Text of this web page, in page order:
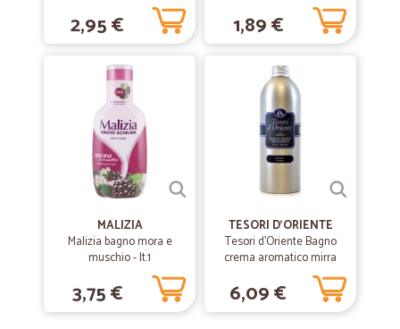
2,95 € 1,89 €
MALIZIA
Malizia bagno mora e
muschio - lt.1
3,75 €
TESORI D'ORIENTE
Tesori d'Oriente Bagno
crema aromatico mirra
6,09 €